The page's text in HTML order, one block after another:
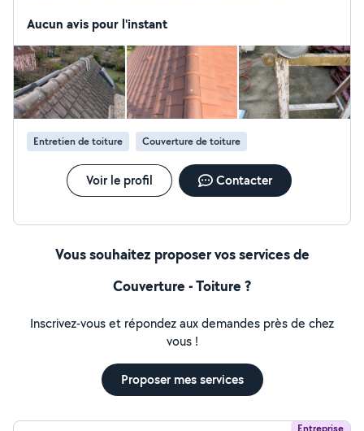
de votre toiture une œuvre d'art
Aucun avis pour l'instant
Entretien de toiture Couverture de toiture
Voir le profil Contacter
Vous souhaitez proposer vos services de
Couverture - Toiture ?
Inscrivez-vous et répondez aux demandes près de chez
vous !
Proposer mes services
Entreprise